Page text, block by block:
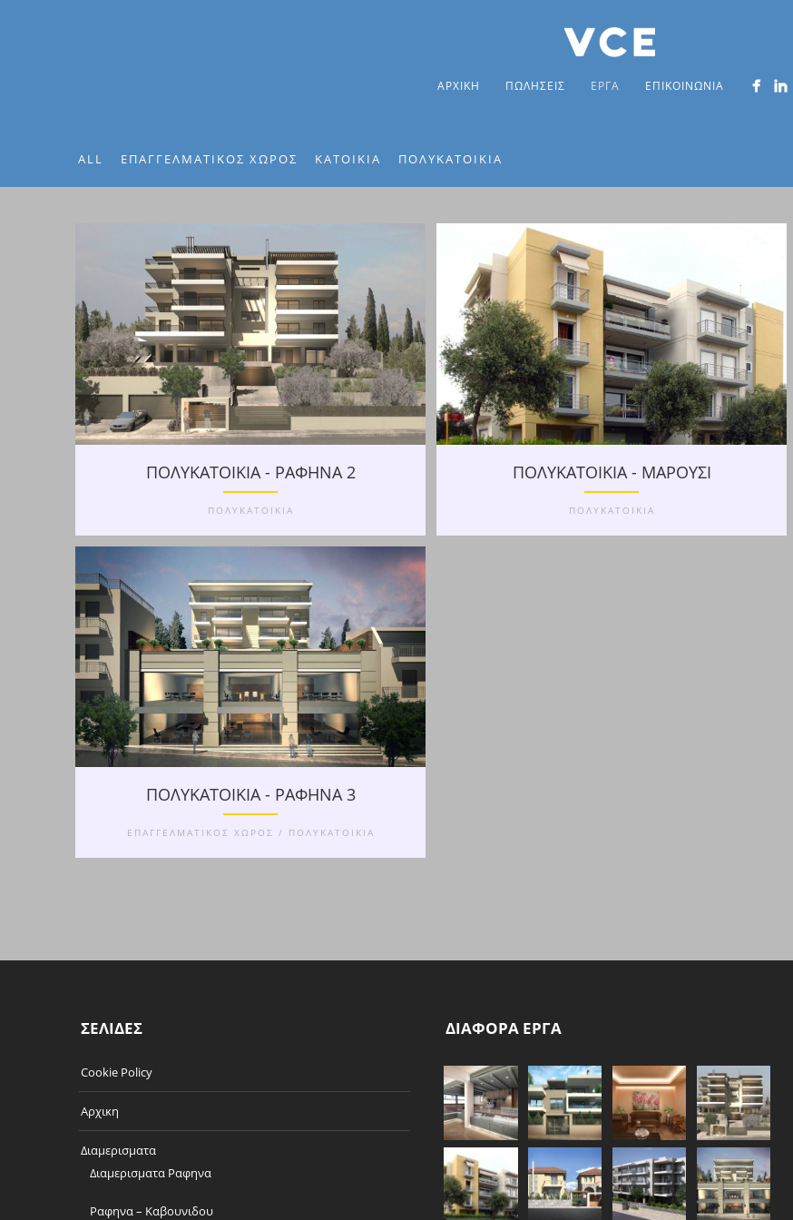
ΑΡΧΙΚΗ ΠΩΛΗΣΕΙΣ ΕΡΓΑ ΕΠΙΚΟΙΝΩΝΙΑ
ALL ΕΠΑΓΓΕΛΜΑΤΙΚΟΣ ΧΩΡΟΣ ΚΑΤΟΙΚΙΑ ΠΟΛΥΚΑΤΟΙΚΙΑ
ΠΟΛΥΚΑΤΟΙΚΙΑ - ΡΑΦΗΝΑ 2
ΠΟΛΥΚΑΤΟΙΚΙΑ
ΠΟΛΥΚΑΤΟΙΚΙΑ - ΜΑΡΟΥΣΙ
ΠΟΛΥΚΑΤΟΙΚΙΑ
ΠΟΛΥΚΑΤΟΙΚΙΑ - ΡΑΦΗΝΑ 3
ΕΠΑΓΓΕΛΜΑΤΙΚΟΣ ΧΩΡΟΣ / ΠΟΛΥΚΑΤΟΙΚΙΑ
ΣΕΛΙΔΕΣ
Cookie Policy
Αρχικη
Διαμερισματα
Διαμερισματα Ραφηνα
Ραφηνα – Καβουνιδου
ΔΙΑΦΟΡΑ ΕΡΓΑ